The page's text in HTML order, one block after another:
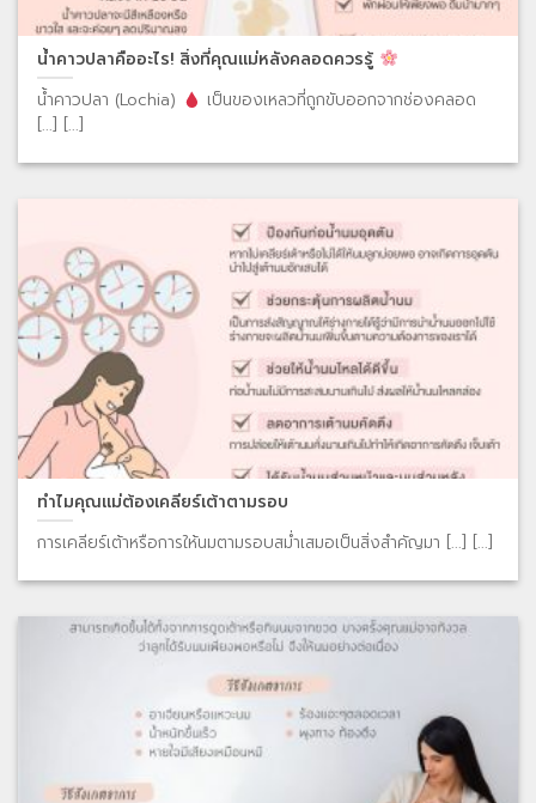
น้ำคาวปลาคืออะไร! สิ่งที่คุณแม่หลังคลอดควรรู้
น้ำคาวปลา (Lochia)
เป็นของเหลวที่ถูกขับออกจากช่องคลอด
[...] [...]
ทำไมคุณแม่ต้องเคลียร์เต้าตามรอบ
การเคลียร์เต้าหรือการให้นมตามรอบสม่ำเสมอเป็นสิ่งสำคัญมา [...] [...]